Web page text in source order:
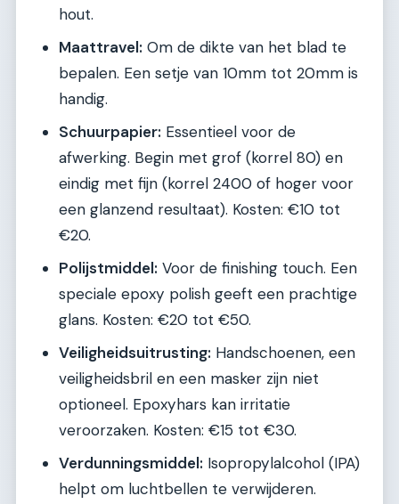
hout.
Maattravel: Om de dikte van het blad te
bepalen. Een setje van 10mm tot 20mm is
handig.
Schuurpapier: Essentieel voor de
afwerking. Begin met grof (korrel 80) en
eindig met fijn (korrel 2400 of hoger voor
een glanzend resultaat). Kosten: €10 tot
€20.
Polijstmiddel: Voor de finishing touch. Een
speciale epoxy polish geeft een prachtige
glans. Kosten: €20 tot €50.
Veiligheidsuitrusting: Handschoenen, een
veiligheidsbril en een masker zijn niet
optioneel. Epoxyhars kan irritatie
veroorzaken. Kosten: €15 tot €30.
Verdunningsmiddel: Isopropylalcohol (IPA)
helpt om luchtbellen te verwijderen.